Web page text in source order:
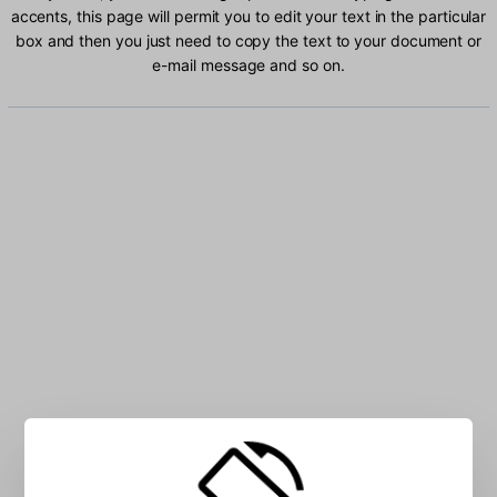
accents, this page will permit you to edit your text in the particular
box and then you just need to copy the text to your document or
e-mail message and so on.
Type Turkish Q characters into the box: